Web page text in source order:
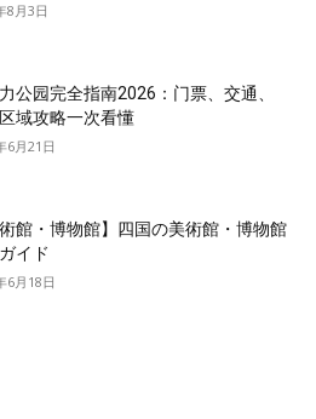
8月3日
公园完全指南2026：门票、交通、
域攻略一次看懂
6月21日
術館・博物館】四国の美術館・博物館
イド
6月18日